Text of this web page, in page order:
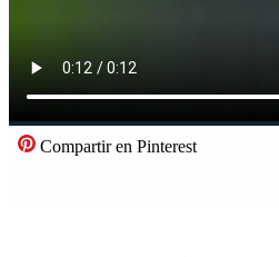
Compartir en Pinterest